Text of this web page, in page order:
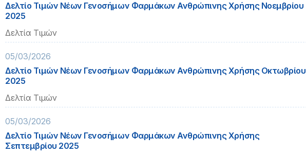
Δελτίο Τιμών Νέων Γενοσήμων Φαρμάκων Ανθρώπινης Χρήσης Νοεμβρίου
2025
Δελτία Τιμών
05/03/2026
Δελτίο Τιμών Νέων Γενοσήμων Φαρμάκων Ανθρώπινης Χρήσης Οκτωβρίου
2025
Δελτία Τιμών
05/03/2026
Δελτίο Τιμών Νέων Γενοσήμων Φαρμάκων Ανθρώπινης Χρήσης
Σεπτεμβρίου 2025